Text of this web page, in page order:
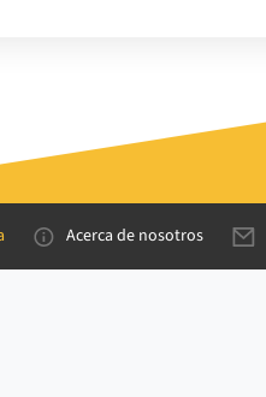
Acerca de nosotros